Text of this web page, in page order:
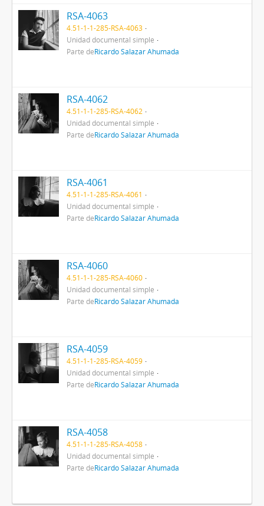
RSA-4063
4.51-1-1-285-RSA-4063
Unidad documental simple
Parte deRicardo Salazar Ahumada
RSA-4062
4.51-1-1-285-RSA-4062
Unidad documental simple
Parte deRicardo Salazar Ahumada
RSA-4061
4.51-1-1-285-RSA-4061
Unidad documental simple
Parte deRicardo Salazar Ahumada
RSA-4060
4.51-1-1-285-RSA-4060
Unidad documental simple
Parte deRicardo Salazar Ahumada
RSA-4059
4.51-1-1-285-RSA-4059
Unidad documental simple
Parte deRicardo Salazar Ahumada
RSA-4058
4.51-1-1-285-RSA-4058
Unidad documental simple
Parte deRicardo Salazar Ahumada